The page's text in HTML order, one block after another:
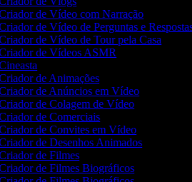
de Vídeo com Narração
de Vídeo de Perguntas e Respostas
de Vídeo de Tour pela Casa
de Vídeos ASMR
de Animações
de Anúncios em Vídeo
de Colagem de Vídeo
de Comerciais
de Convites em Vídeo
de Desenhos Animados
de Filmes
de Filmes Biográficos